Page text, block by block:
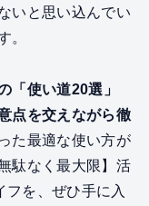
いと思い込んでい
。
「使い道20選」
点を交えながら徹
た最適な使い方が
駄なく最大限】活
を、ぜひ手に入